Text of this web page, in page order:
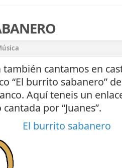
también cantamos en
“El burrito sabanero”
Aquí teneis un
por “Juanes”.
El burrito sabanero